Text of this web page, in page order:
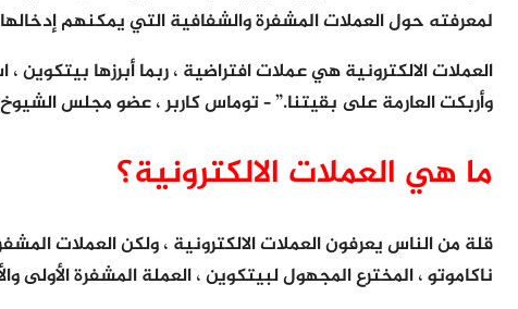
لمعرفته حول العملات المشفرة والشفافية التي يمكنهم
العملات الالكترونية هي عملات افتراضية ، ربما أبرزها
وأربكت العارمة على بقيتنا.” – توماس كاربر ، عضو مجلس
ما هي العملات الالكترونية؟
قلة من الناس يعرفون العملات الالكترونية ، ولكن العملات
ناكاموتو ، المخترع المجهول لبيتكوين ، العملة المشفرة الأولى